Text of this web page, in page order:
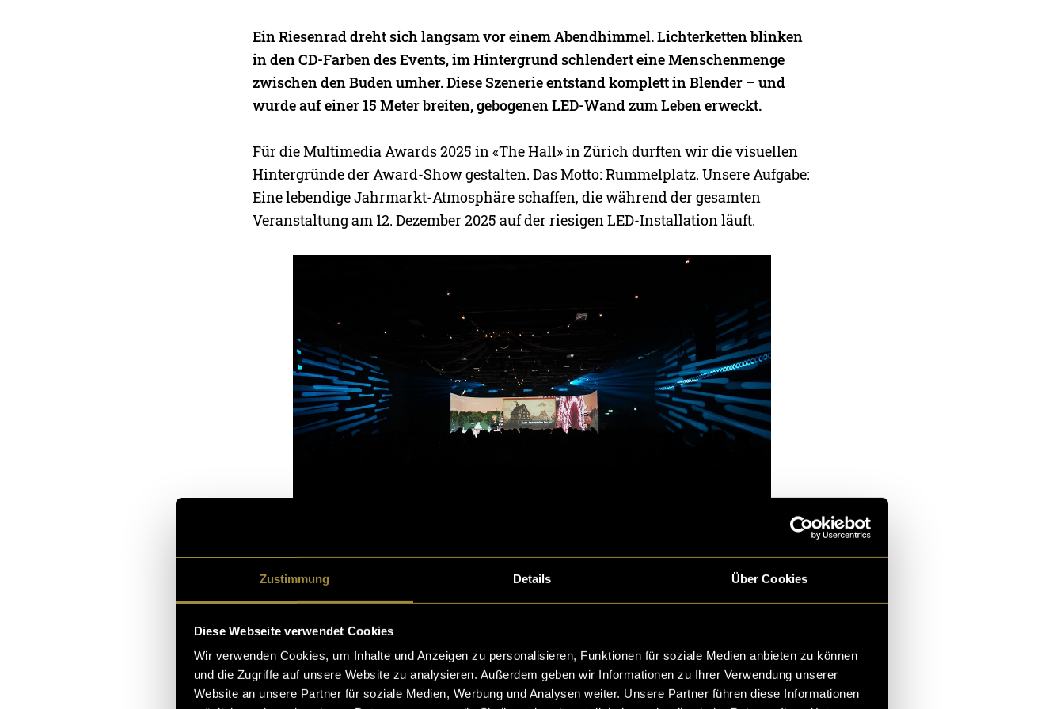
Zustimmung Details Über Cookies
Diese Webseite verwendet Cookies
Wir verwenden Cookies, um Inhalte und Anzeigen zu personalisieren, Funktionen für soziale Medien anbieten zu können
und die Zugriffe auf unsere Website zu analysieren. Außerdem geben wir Informationen zu Ihrer Verwendung unserer
Website an unsere Partner für soziale Medien, Werbung und Analysen weiter. Unsere Partner führen diese Informationen
Ein Riesenrad dreht sich langsam vor einem Abendhimmel. Lichterketten blinken
in den CD-Farben des Events, im Hintergrund schlendert eine Menschenmenge
zwischen den Buden umher. Diese Szenerie entstand komplett in Blender – und
wurde auf einer 15 Meter breiten, gebogenen LED-Wand zum Leben erweckt.
Für die Multimedia Awards 2025 in «The Hall» in Zürich durften wir die visuellen
Hintergründe der Award-Show gestalten. Das Motto: Rummelplatz. Unsere Aufgabe:
Eine lebendige Jahrmarkt-Atmosphäre schaffen, die während der gesamten
Veranstaltung am 12. Dezember 2025 auf der riesigen LED-Installation läuft.
Konzept
Die Idee, einen kompletten Rummelplatz mit wechselnden Tageszeiten zu